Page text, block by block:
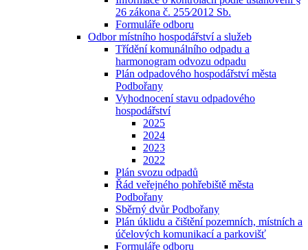
26 zákona č. 255⁄2012 Sb.
Formuláře odboru
Odbor místního hospodářství a služeb
Třídění komunálního odpadu a
harmonogram odvozu odpadu
Plán odpadového hospodářství města
Podbořany
Vyhodnocení stavu odpadového
hospodářství
2025
2024
2023
2022
Plán svozu odpadů
Řád veřejného pohřebiště města
Podbořany
Sběrný dvůr Podbořany
Plán úklidu a čištění pozemních, místních a
účelových komunikací a parkovišť
Formuláře odboru